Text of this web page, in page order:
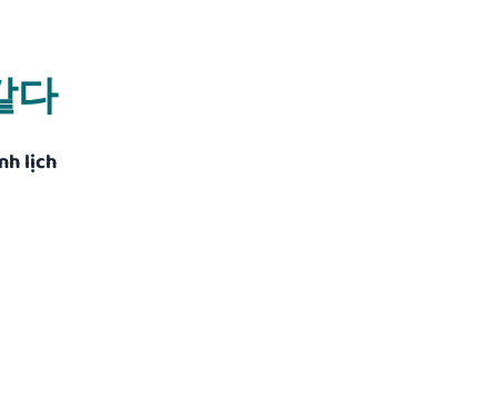
다
lịch